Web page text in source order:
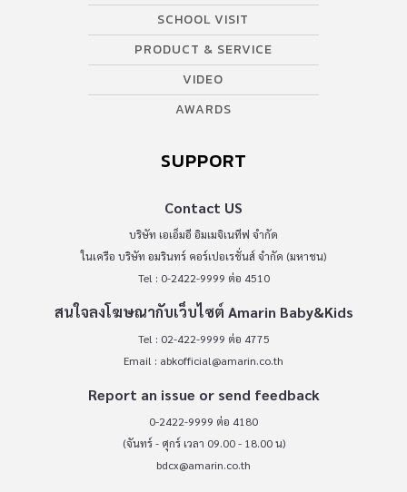
SCHOOL VISIT
PRODUCT & SERVICE
VIDEO
AWARDS
SUPPORT
Contact US
บริษัท เอเอ็มอี อิมเมจิเนทีฟ จำกัด
ในเครือ บริษัท อมรินทร์ คอร์เปอเรชั่นส์ จำกัด (มหาชน)
Tel : 0-2422-9999 ต่อ 4510
สนใจลงโฆษณากับเว็บไซต์ Amarin Baby&Kids
Tel : 02-422-9999 ต่อ 4775
Email : abkofficial@amarin.co.th
Report an issue or send feedback
0-2422-9999 ต่อ 4180
(จันทร์ - ศุกร์ เวลา 09.00 - 18.00 น)
bdcx@amarin.co.th